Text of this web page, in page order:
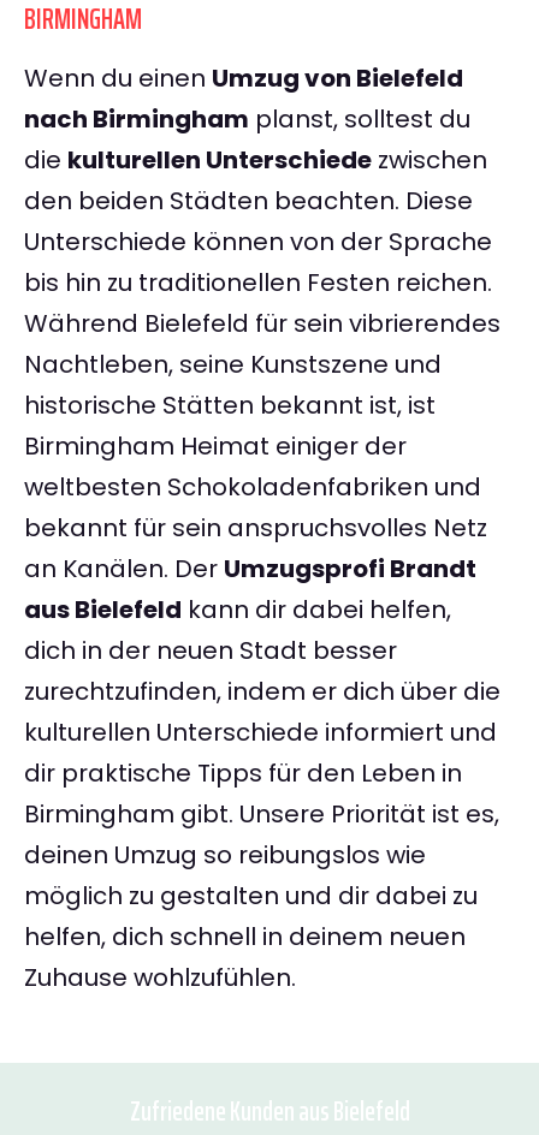
BIRMINGHAM
Wenn du einen Umzug von Bielefeld
nach Birmingham planst, solltest du
die kulturellen Unterschiede zwischen
den beiden Städten beachten. Diese
Unterschiede können von der Sprache
bis hin zu traditionellen Festen reichen.
Während Bielefeld für sein vibrierendes
Nachtleben, seine Kunstszene und
historische Stätten bekannt ist, ist
Birmingham Heimat einiger der
weltbesten Schokoladenfabriken und
bekannt für sein anspruchsvolles Netz
an Kanälen. Der Umzugsprofi Brandt
aus Bielefeld kann dir dabei helfen,
dich in der neuen Stadt besser
zurechtzufinden, indem er dich über die
kulturellen Unterschiede informiert und
dir praktische Tipps für den Leben in
Birmingham gibt. Unsere Priorität ist es,
deinen Umzug so reibungslos wie
möglich zu gestalten und dir dabei zu
helfen, dich schnell in deinem neuen
Zuhause wohlzufühlen.
Zufriedene Kunden aus Bielefeld